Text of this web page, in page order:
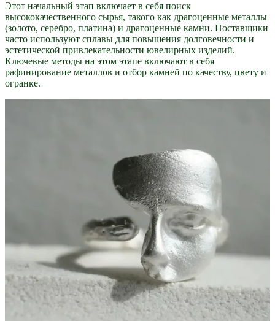
Этот начальный этап включает в себя поиск
высококачественного сырья, такого как драгоценные металлы
(золото, серебро, платина) и драгоценные камни. Поставщики
часто используют сплавы для повышения долговечности и
эстетической привлекательности ювелирных изделий.
Ключевые методы на этом этапе включают в себя
рафинирование металлов и отбор камней по качеству, цвету и
огранке.